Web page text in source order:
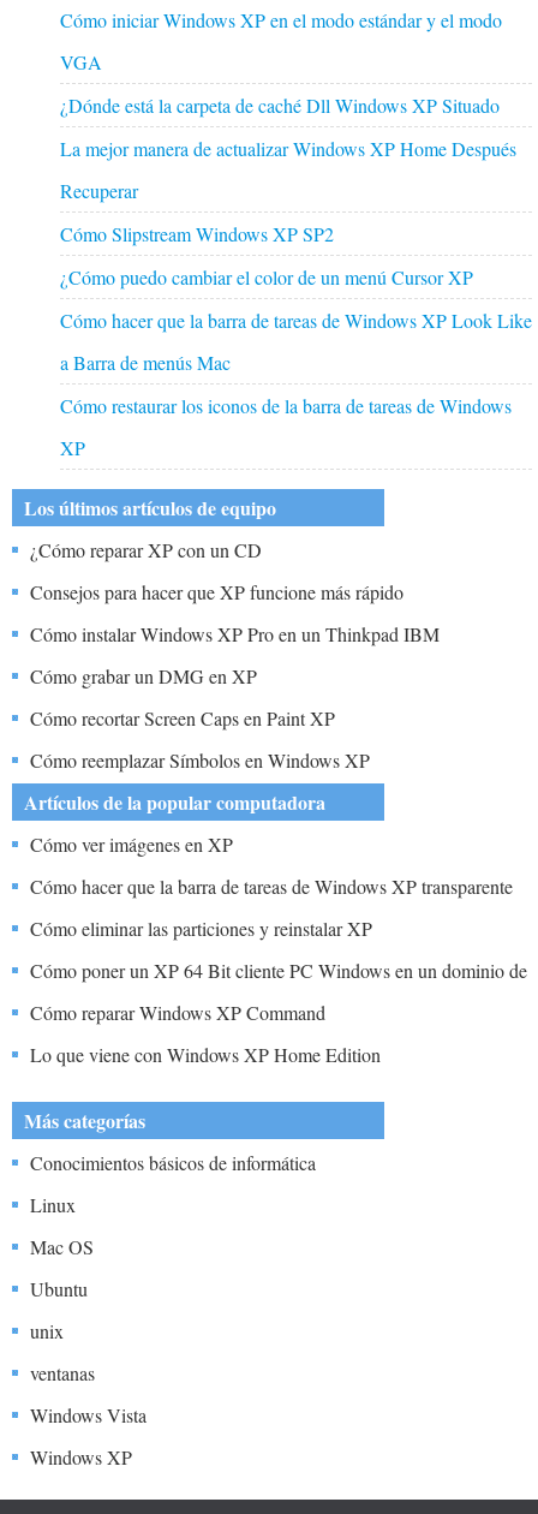
Cómo iniciar Windows XP en el modo estándar y el modo
VGA
¿Dónde está la carpeta de caché Dll Windows XP Situado
La mejor manera de actualizar Windows XP Home Después
Recuperar
Cómo Slipstream Windows XP SP2
¿Cómo puedo cambiar el color de un menú Cursor XP
Cómo hacer que la barra de tareas de Windows XP Look Like
a Barra de menús Mac
Cómo restaurar los iconos de la barra de tareas de Windows
XP
Los últimos artículos de equipo
¿Cómo reparar XP con un CD
Consejos para hacer que XP funcione más rápido
Cómo instalar Windows XP Pro en un Thinkpad IBM
Cómo grabar un DMG en XP
Cómo recortar Screen Caps en Paint XP
Cómo reemplazar Símbolos en Windows XP
Artículos de la popular computadora
Cómo ver imágenes en XP
Cómo hacer que la barra de tareas de Windows XP transparente
Cómo eliminar las particiones y reinstalar XP
Cómo poner un XP 64 Bit cliente PC Windows en un dominio de
Windows
Cómo reparar Windows XP Command
Lo que viene con Windows XP Home Edition
Más categorías
Conocimientos básicos de informática
Linux
Mac OS
Ubuntu
unix
ventanas
Windows Vista
Windows XP